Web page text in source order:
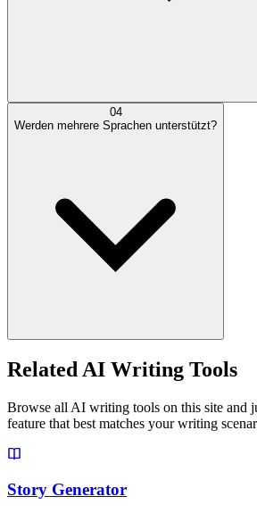
04
Werden mehrere Sprachen unterstützt?
Related AI Writing Tools
Browse all AI writing tools on this site and
feature that best matches your writing
Story Generator